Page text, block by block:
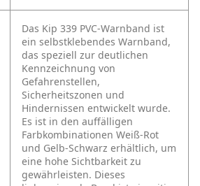
Das Kip 339 PVC-Warnband ist
ein selbstklebendes Warnband,
das speziell zur deutlichen
Kennzeichnung von
Gefahrenstellen,
Sicherheitszonen und
Hindernissen entwickelt wurde.
Es ist in den auffälligen
Farbkombinationen Weiß-Rot
und Gelb-Schwarz erhältlich, um
eine hohe Sichtbarkeit zu
gewährleisten. Dieses